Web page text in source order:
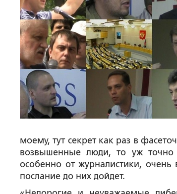
моему, тут секрет как раз в
возвышенные люди, то уж
особенно от журналистики,
послание до них дойдет.